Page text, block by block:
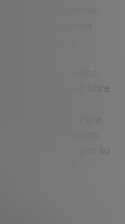
para eliminar
a quienes
IA.
está lejos
el acceso libre
otros
supervisión. Para
combine ambos
abiertos por su
y seguridad.